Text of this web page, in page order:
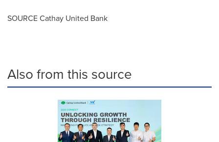
SOURCE Cathay United Bank
Also from this source